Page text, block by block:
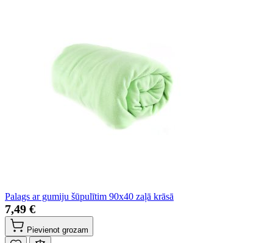
Palags ar gumiju šūpulītim 90x40 zaļā krāsā
7,49 €
Pievienot grozam